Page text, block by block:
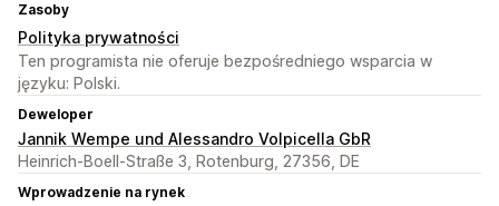
Zasoby
Polityka prywatności
Ten programista nie oferuje bezpośredniego wsparcia w
języku: Polski.
Deweloper
Jannik Wempe und Alessandro Volpicella GbR
Heinrich-Boell-Straße 3, Rotenburg, 27356, DE
Wprowadzenie na rynek